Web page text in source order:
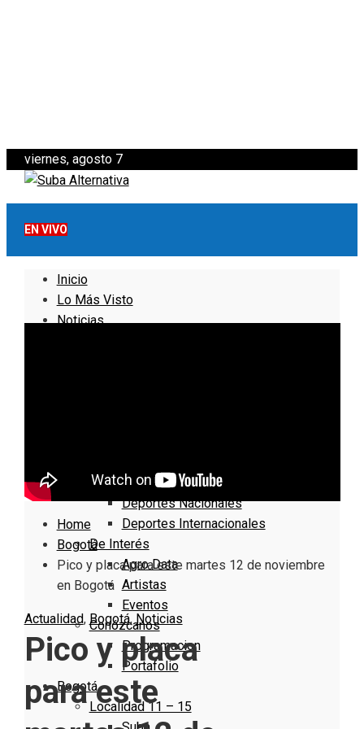
viernes, agosto 7
EN VIVO
Inicio
Lo Más Visto
Noticias
Deportes Locales
Deportes Nacionales
Deportes Internacionales
De Interés
Agro Data
Artistas
Eventos
Conózcanos
Programacion
Portafolio
Bogotá
Localidad 11 – 15
Home
Bogotá
Pico y placa para este martes 12 de noviembre
en Bogotá
Actualidad, Bogotá, Noticias
Pico y placa
para este